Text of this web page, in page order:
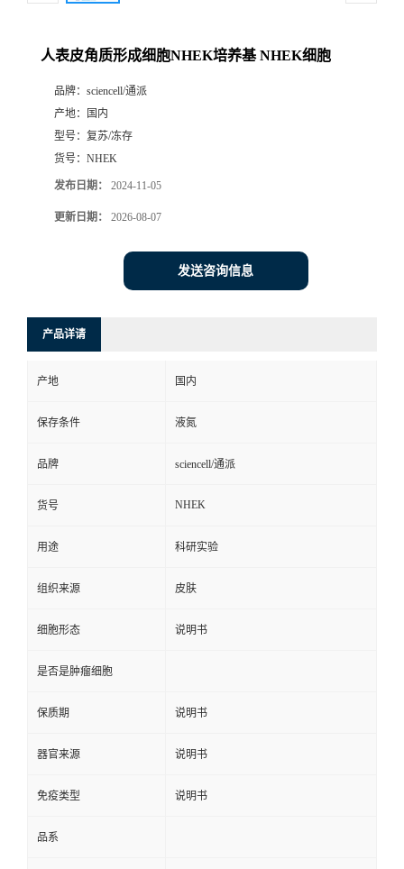
人表皮角质形成细胞NHEK培养基 NHEK细胞
品牌： sciencell/通派
产地：
国内
型号： 复苏/冻存
货号： NHEK
发布日期： 2024-11-05
更新日期： 2026-08-07
发送咨询信息
产品详请
产地 国内
保存条件 液氮
品牌 sciencell/通派
货号 NHEK
用途 科研实验
组织来源 皮肤
细胞形态 说明书
是否是肿瘤细胞
保质期 说明书
器官来源 说明书
免疫类型 说明书
品系